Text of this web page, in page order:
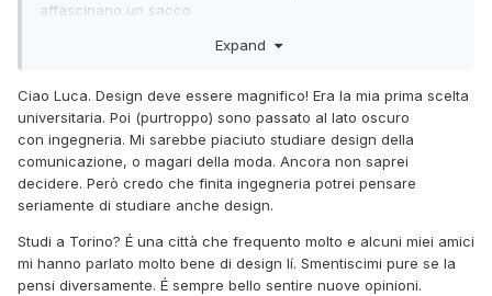
affascinano un sacco
Comunque il design non è arte come spiegava anche
troppo da dire
Considera che sto per laurearmi appunto in design e non
ho un minimo di vena artistica ahimè
Ah e anch'io trovo una cosa molto tenera guardare il
proprio partner mentre dorme
Expand
Ciao Luca. Design deve essere magnifico! Era la mia prima scelta
universitaria. Poi (purtroppo) sono passato al lato oscuro
con ingegneria. Mi sarebbe piaciuto studiare design della
comunicazione, o magari della moda. Ancora non saprei
decidere. Però credo che finita ingegneria potrei pensare
seriamente di studiare anche design.
Studi a Torino? É una città che frequento molto e alcuni miei amici
mi hanno parlato molto bene di design lí. Smentiscimi pure se la
pensi diversamente. É sempre bello sentire nuove opinioni.